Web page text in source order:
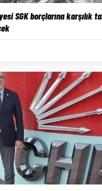
SGK borçlarına karşılık